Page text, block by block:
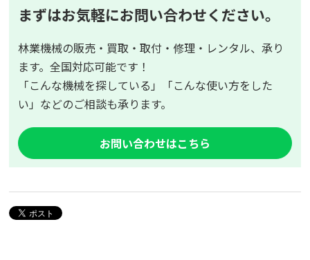
まずはお気軽にお問い合わせください。
林業機械の販売・買取・取付・修理・レンタル、承り
ます。全国対応可能です！
「こんな機械を探している」「こんな使い方をした
い」などのご相談も承ります。
お問い合わせはこちら